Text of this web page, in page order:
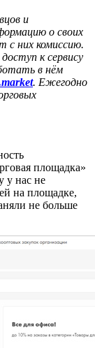
и
о своих
с них комиссию.
к сервису
в нём
. Ежегодно
площадка»
у нас не
на площадке,
не больше